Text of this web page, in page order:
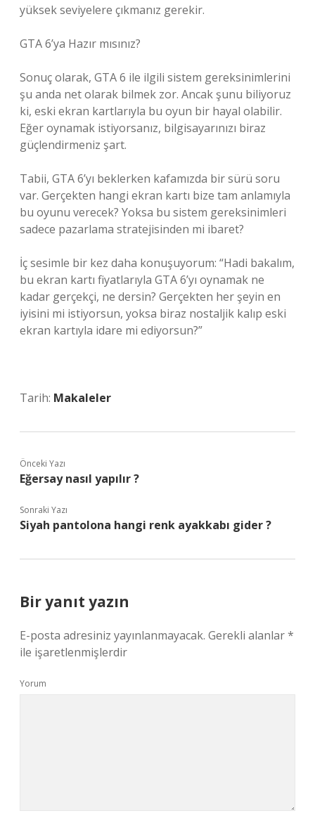
yüksek seviyelere çıkmanız gerekir.
GTA 6’ya Hazır mısınız?
Sonuç olarak, GTA 6 ile ilgili sistem gereksinimlerini
şu anda net olarak bilmek zor. Ancak şunu biliyoruz
ki, eski ekran kartlarıyla bu oyun bir hayal olabilir.
Eğer oynamak istiyorsanız, bilgisayarınızı biraz
güçlendirmeniz şart.
Tabii, GTA 6’yı beklerken kafamızda bir sürü soru
var. Gerçekten hangi ekran kartı bize tam anlamıyla
bu oyunu verecek? Yoksa bu sistem gereksinimleri
sadece pazarlama stratejisinden mi ibaret?
İç sesimle bir kez daha konuşuyorum: “Hadi bakalım,
bu ekran kartı fiyatlarıyla GTA 6’yı oynamak ne
kadar gerçekçi, ne dersin? Gerçekten her şeyin en
iyisini mi istiyorsun, yoksa biraz nostaljik kalıp eski
ekran kartıyla idare mi ediyorsun?”
Tarih: Makaleler
Önceki Yazı
Eğersay nasıl yapılır ?
Sonraki Yazı
Siyah pantolona hangi renk ayakkabı gider ?
Bir yanıt yazın
E-posta adresiniz yayınlanmayacak. Gerekli alanlar*
ile işaretlenmişlerdir
Yorum